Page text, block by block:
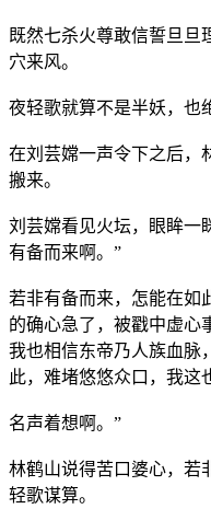
既然七杀火尊敢信誓旦旦
穴来风。
夜轻歌就算不是半妖，也
在刘芸嫦一声令下之后，
搬来。
刘芸嫦看见火坛，眼眸一
有备而来啊。”
若非有备而来，怎能在如
的确心急了，被戳中虚心
我也相信东帝乃人族血脉
此，难堵悠悠众口，我这
名声着想啊。”
林鹤山说得苦口婆心，若
轻歌谋算。